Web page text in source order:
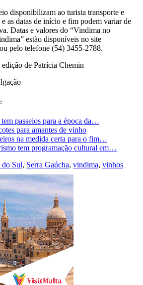
disponibilizam ao turista transporte e
as datas de início e fim podem variar de
Datas e valores do “Vindima no
estão disponíveis no site
pelo telefone (54) 3455-2788.
de Patrícia Chemin
passeios para a época da…
para amantes de vinho
na medida certa para o fim…
tem programação cultural em…
Sul, Serra Gaúcha, vindima, vinhos